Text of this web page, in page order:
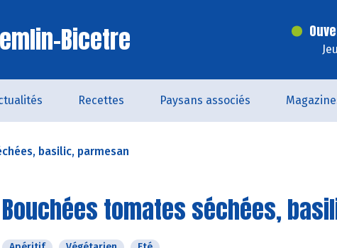
Bicetre
Recettes Paysans associés
basilic, parmesan
Bouchées tomates séchées,